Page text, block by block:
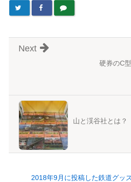
硬券のC
Next
山と渓谷社とは？
2018年9月に投稿した鉄道グッ